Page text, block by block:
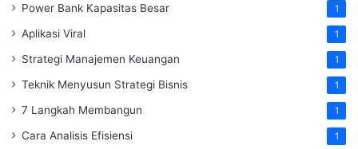
Power Bank Kapasitas Besar 1
Aplikasi Viral 1
Strategi Manajemen Keuangan 1
Teknik Menyusun Strategi Bisnis 1
7 Langkah Membangun 1
Cara Analisis Efisiensi 1